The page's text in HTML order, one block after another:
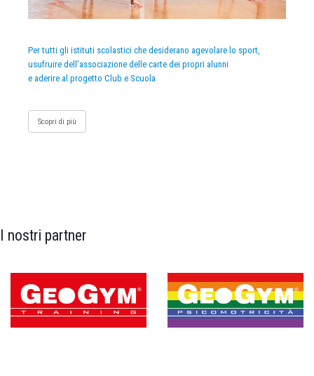
Per tutti gli istituti scolastici che desiderano agevolare lo sport,
usufruire dell’associazione delle carte dei propri alunni
e aderire al progetto Club e Scuola
Scopri di più
I nostri partner